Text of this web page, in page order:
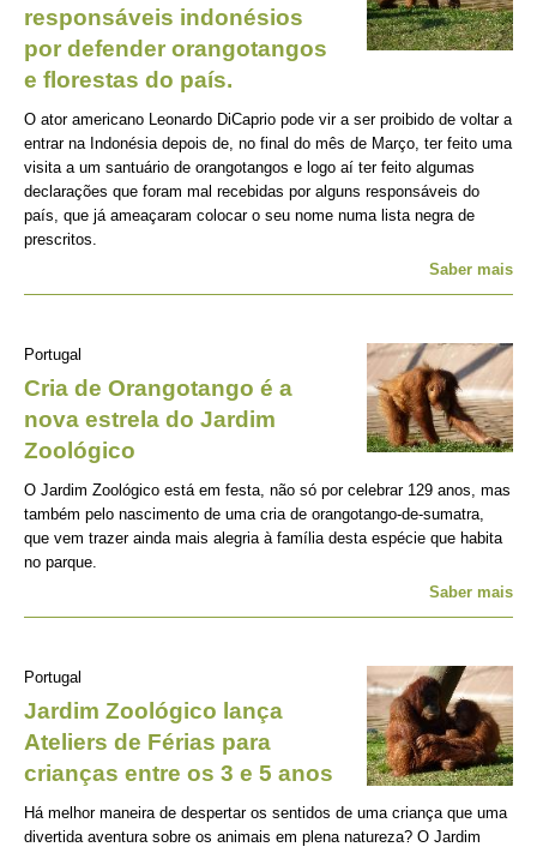
responsáveis indonésios
por defender orangotangos
e florestas do país.
O ator americano Leonardo DiCaprio pode vir a ser proibido de voltar a
entrar na Indonésia depois de, no final do mês de Março, ter feito uma
visita a um santuário de orangotangos e logo aí ter feito algumas
declarações que foram mal recebidas por alguns responsáveis do
país, que já ameaçaram colocar o seu nome numa lista negra de
prescritos.
Saber mais
Portugal
Cria de Orangotango é a
nova estrela do Jardim
Zoológico
O Jardim Zoológico está em festa, não só por celebrar 129 anos, mas
também pelo nascimento de uma cria de orangotango-de-sumatra,
que vem trazer ainda mais alegria à família desta espécie que habita
no parque.
Saber mais
Portugal
Jardim Zoológico lança
Ateliers de Férias para
crianças entre os 3 e 5 anos
Há melhor maneira de despertar os sentidos de uma criança que uma
divertida aventura sobre os animais em plena natureza? O Jardim